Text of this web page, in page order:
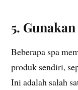
5.
Beberapa spa
produk sendiri,
Ini adalah salah